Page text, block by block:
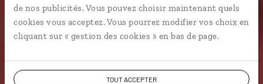
de nos publicités. Vous pouvez choisir maintenant quels
cookies vous acceptez. Vous pourrez modifier vos choix en
cliquant sur « gestion des cookies » en bas de page.
TOUT ACCEPTER
Autotour Catalogne : Barcelone, Tamariu, Caraqués,
Figueres...
Voir les 645 avis sur les voyages en Espagne